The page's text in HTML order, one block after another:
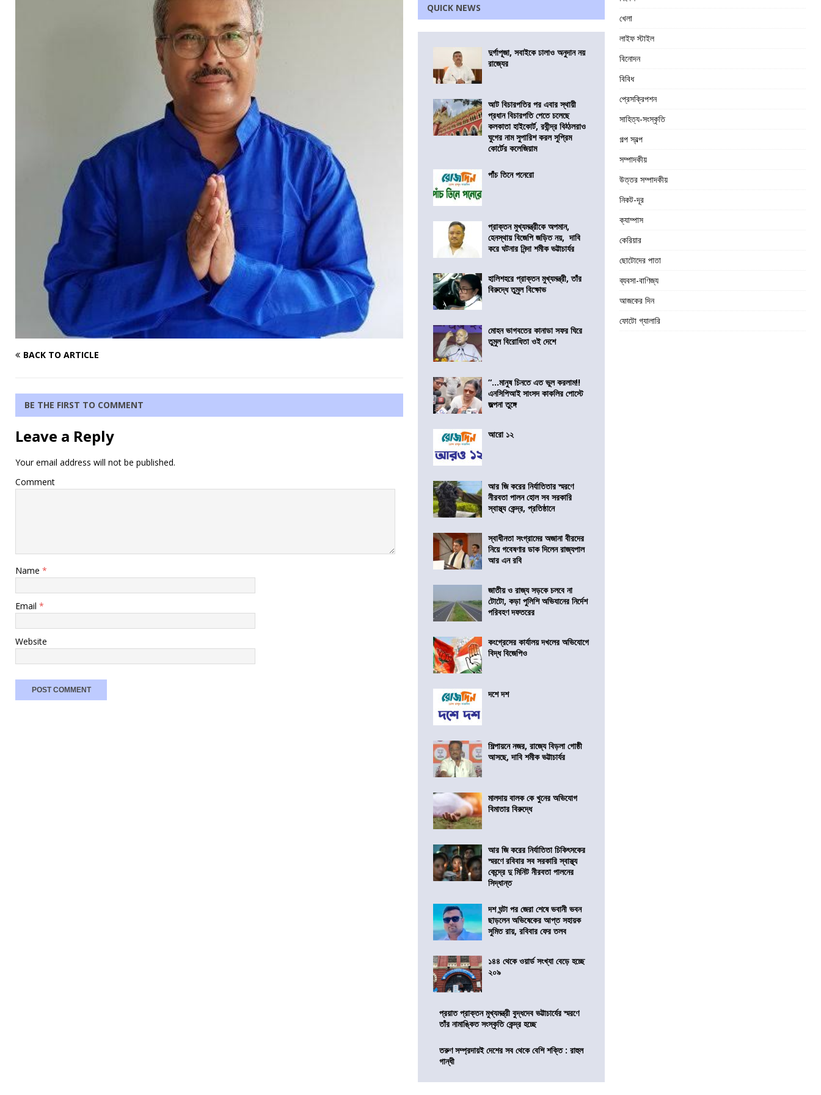
BACK TO ARTICLE
BE THE FIRST TO COMMENT
Leave a Reply
Your email address will not be published.
Comment
Name *
Email *
Website
QUICK NEWS
দুর্গাপূজা, সবাইকে ঢালাও অনুদান নয়
রাজ্যের
আট বিচারপতির পর এবার স্থায়ী
প্রধান বিচারপতি পেতে চলেছে
কলকাতা হাইকোর্ট, রবীন্দ্র বিঠ্ঠলরাও
ঘুগের নাম সুপারিশ করল সুপ্রিম
কোর্টের কলেজিয়াম
পাঁচ তিনে পনেরো
প্রাক্তন মুখ্যমন্ত্রীকে অপমান,
হেনস্থায় বিজেপি জড়িত নয়, দাবি
করে ঘটনার নিন্দা শমীক ভট্টাচার্যর
হালিশহরে প্রাক্তন মুখ্যমন্ত্রী, তাঁর
বিরুদ্ধে তুমুল বিক্ষোভ
মোহন ভাগবতের কানাডা সফর ঘিরে
তুমুল বিরোধিতা ওই দেশে
“…মানুষ চিনতে এত ভুল করলাম!!
এনসিপিআই সাংসদ কাকলির পোস্টে
জল্পনা তুঙ্গে
আরো ১২
আর জি করের নির্যাতিতার স্মরণে
নীরবতা পালন হোল সব সরকারি
স্বাস্থ্য কেন্দ্র, প্রতিষ্ঠানে
স্বাধীনতা সংগ্রামের অজানা বীরদের
নিয়ে গবেষণার ডাক দিলেন রাজ্যপাল
আর এন রবি
জাতীয় ও রাজ্য সড়কে চলবে না
টোটো, কড়া পুলিশি অভিযানের নির্দেশ
পরিবহণ দফতরের
কংগ্রেসের কার্যালয় দখলের অভিযোগে
বিদ্ধ বিজেপিও
দশে দশ
শিল্পায়নে নজর, রাজ্যে বিড়লা গোষ্ঠী
আসছে, দাবি শমীক ভট্টাচার্যর
মালদায় বালক কে খুনের অভিযোগ
বিমাতার বিরুদ্ধে
আর জি করের নির্যাতিতা চিকিৎসকের
স্মরণে রবিবার সব সরকারি স্বাস্থ্য
কেন্দ্রে দু মিনিট নীরবতা পালনের
সিদ্ধান্ত
দশ ঘন্টা পর জেরা শেষে ভবানী ভবন
ছাড়লেন অভিষেকের আপ্ত সহায়ক
সুমিত রায়, রবিবার ফের তলব
১৪৪ থেকে ওয়ার্ড সংখ্যা বেড়ে হচ্ছে
২০৯
প্রয়াত প্রাক্তন মুখ্যমন্ত্রী বুদ্ধদেব ভট্টাচার্যের স্মরণে
তাঁর নামাঙ্কিত সংস্কৃতি কেন্দ্র হচ্ছে
তরুণ সম্প্রদায়ই দেশের সব থেকে বেশি শক্তি : রাহুল
গান্ধী
খেলা
লাইফ স্টাইল
বিনোদন
বিবিধ
প্রেসক্রিপশন
সাহিত্য-সংস্কৃতি
গল্প স্বল্প
সম্পাদকীয়
উত্তর সম্পাদকীয়
নিকট-দূর
ক্যাম্পাস
কেরিয়ার
ছোটোদের পাতা
ব্যবসা-বাণিজ্য
আজকের দিন
ফোটো গ্যালারি